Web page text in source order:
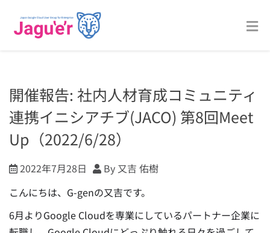
開催報告: 社内人材育成コミュニティ
連携イニシアチブ(JACO) 第8回Meet
Up（2022/6/28）
2022年7月28日
By 又吉 佑樹
こんにちは、G-genの又吉です。
6月よりGoogle Cloudを専業にしているパートナー企業に